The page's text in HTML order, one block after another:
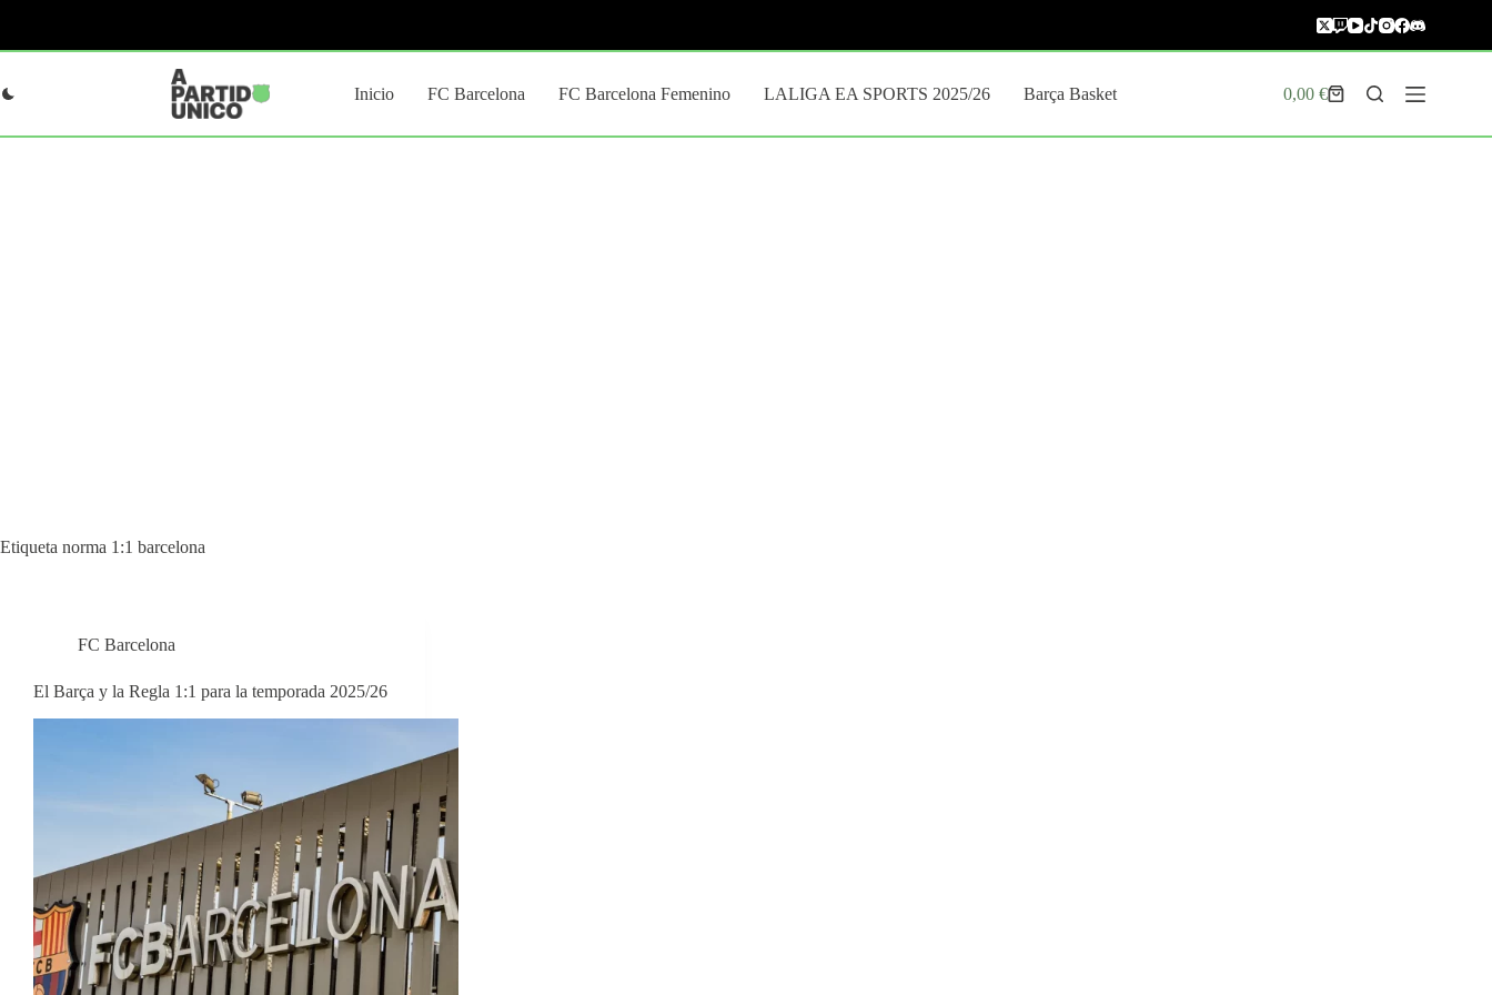
contenido
Inicio FC Barcelona FC Barcelona Femenino LALIGA EA SPORTS 2025/26 Barça Basket
Carro
compra
0,00 €
Etiqueta norma 1:1 barcelona
FC Barcelona
El Barça y la Regla 1:1 para la temporada 2025/26